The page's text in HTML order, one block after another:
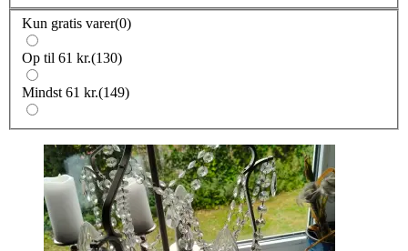
Kun gratis varer(0)
Op til 61 kr.(130)
Mindst 61 kr.(149)